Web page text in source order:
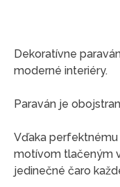
Dekoratívne
moderné interiéry.
Paraván je
Vďaka perfektnému
motívom tlačeným
jedinečné čaro